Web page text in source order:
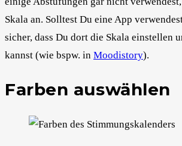
Skala an. Solltest Du eine App
sicher, dass Du dort die Skala einstellen
kannst (wie bspw. in Moodistory).
Farben auswählen